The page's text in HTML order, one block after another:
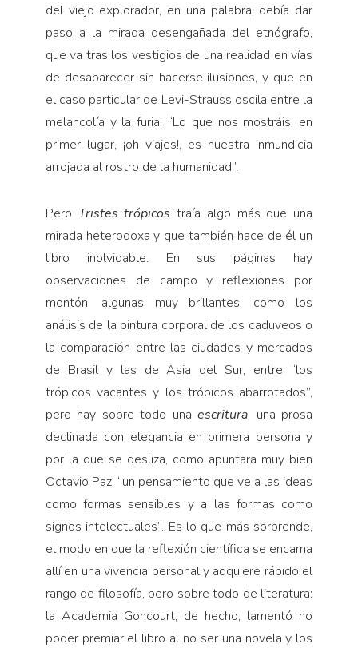
del viejo explorador, en una palabra, debía dar
paso a la mirada desengañada del etnógrafo,
que va tras los vestigios de una realidad en vías
de desaparecer sin hacerse ilusiones, y que en
el caso particular de Levi-Strauss oscila entre la
melancolía y la furia: “Lo que nos mostráis, en
primer lugar, ¡oh viajes!, es nuestra inmundicia
arrojada al rostro de la humanidad”.
Pero Tristes trópicos traía algo más que una
mirada heterodoxa y que también hace de él un
libro inolvidable. En sus páginas hay
observaciones de campo y reflexiones por
montón, algunas muy brillantes, como los
análisis de la pintura corporal de los caduveos o
la comparación entre las ciudades y mercados
de Brasil y las de Asia del Sur, entre “los
trópicos vacantes y los trópicos abarrotados”,
pero hay sobre todo unaescritura, una prosa
declinada con elegancia en primera persona y
por la que se desliza, como apuntara muy bien
Octavio Paz, “un pensamiento que ve a las ideas
como formas sensibles y a las formas como
signos intelectuales”. Es lo que más sorprende,
el modo en que la reflexión científica se encarna
allí en una vivencia personal y adquiere rápido el
rango de filosofía, pero sobre todo de literatura:
la Academia Goncourt, de hecho, lamentó no
poder premiar el libro al no ser una novela y los